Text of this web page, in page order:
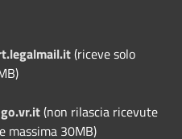
(riceve solo
(non rilascia ricevute
massima 30MB)